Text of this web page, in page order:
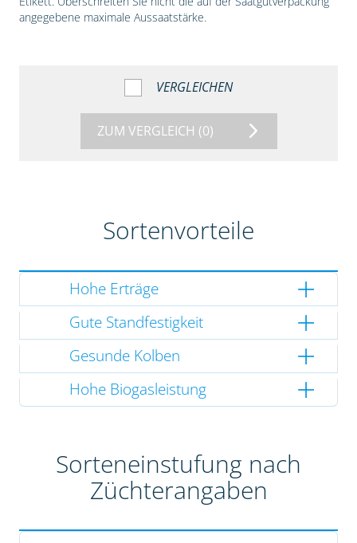
angegebene maximale Aussaatstärke.
VERGLEICHEN
ZUM VERGLEICH (0)
Sortenvorteile
Hohe Erträge
Gute Standfestigkeit
Gesunde Kolben
Hohe Biogasleistung
Sorteneinstufung nach
Züchterangaben